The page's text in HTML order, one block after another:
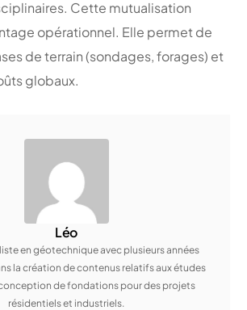
Cette mutualisation
opérationnel. Elle permet de
de terrain (sondages, forages) et
globaux.
Léo
en géotechnique avec plusieurs années
la création de contenus relatifs aux études
de fondations pour des projets
résidentiels et industriels.